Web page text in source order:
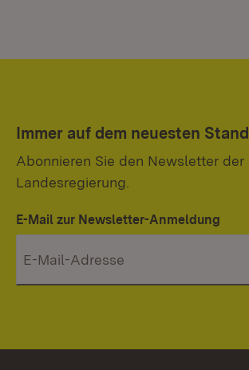
Immer auf dem neuesten Stand
Abonnieren Sie den Newsletter der
Landesregierung.
E-Mail zur Newsletter-Anmeldung